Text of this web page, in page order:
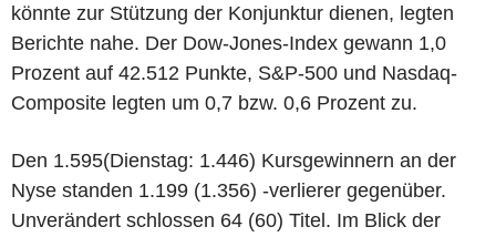
könnte zur Stützung der Konjunktur dienen, legten
Berichte nahe. Der Dow-Jones-Index gewann 1,0
Prozent auf 42.512 Punkte, S&P-500 und Nasdaq-
Composite legten um 0,7 bzw. 0,6 Prozent zu.
Den 1.595(Dienstag: 1.446) Kursgewinnern an der
Nyse standen 1.199 (1.356) -verlierer gegenüber.
Unverändert schlossen 64 (60) Titel. Im Blick der